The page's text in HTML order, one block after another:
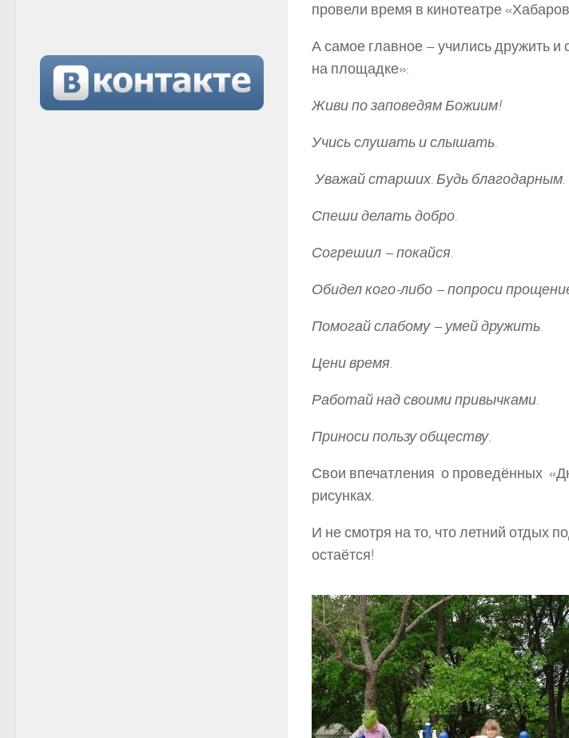
провели время в кинотеатре
А самое главное – учились дружить
на площадке»:
Живи по заповедям Божиим!
Учись слушать и слышать.
Уважай старших. Будь благодарным.
Спеши делать добро.
Согрешил – покайся.
Обидел кого-либо – попроси
Помогай слабому – умей дружить.
Цени время.
Работай над своими привычками.
Приноси пользу обществу.
Свои впечатления о проведённых
рисунках.
И не смотря на то, что летний отдых
остаётся!